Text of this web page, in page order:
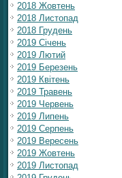
2018 Жовтень
2018 Листопад
2018 Грудень
2019 Січень
2019 Лютий
2019 Березень
2019 Квітень
2019 Травень
2019 Червень
2019 Липень
2019 Серпень
2019 Вересень
2019 Жовтень
2019 Листопад